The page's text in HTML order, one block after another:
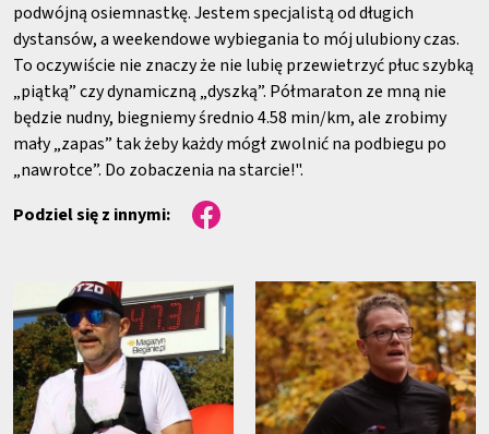
podwójną osiemnastkę. Jestem specjalistą od długich
dystansów, a weekendowe wybiegania to mój ulubiony czas.
To oczywiście nie znaczy że nie lubię przewietrzyć płuc szybką
„piątką” czy dynamiczną „dyszką”. Półmaraton ze mną nie
będzie nudny, biegniemy średnio 4.58 min/km, ale zrobimy
mały „zapas” tak żeby każdy mógł zwolnić na podbiegu po
„nawrotce”. Do zobaczenia na starcie!".
Podziel się z innymi: